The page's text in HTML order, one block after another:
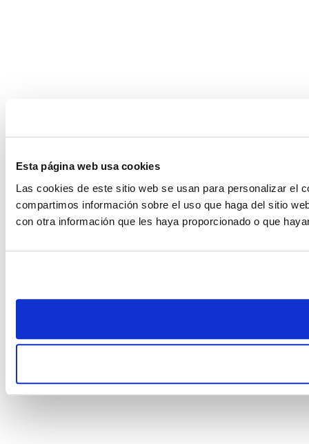
Esta página web usa cookies
Las cookies de este sitio web se usan para personalizar el
compartimos información sobre el uso que haga del sitio
con otra información que les haya proporcionado o que